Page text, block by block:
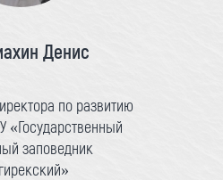
Денис
по развитию
«Государственный
заповедник